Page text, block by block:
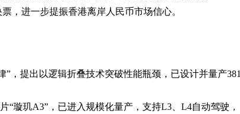
，进一步提振香港离岸人民币市场信心。
”，提出以逻辑折叠技术突破性能瓶颈，已设计并量产381
“璇玑A3”，已进入规模化量产，支持L3、L4自动驾驶，